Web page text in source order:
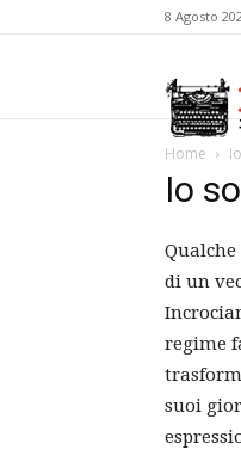
8 Agosto
Home
Io
di un
regime
suoi